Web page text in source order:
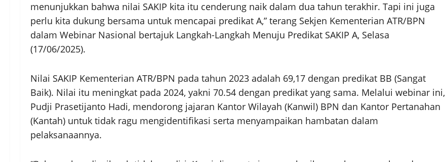
menunjukkan bahwa nilai SAKIP kita itu cenderung naik dalam dua tahun terakhir. Tapi ini juga
perlu kita dukung bersama untuk mencapai predikat A,” terang Sekjen Kementerian ATR/BPN
dalam Webinar Nasional bertajuk Langkah-Langkah Menuju Predikat SAKIP A, Selasa
(17/06/2025).
Nilai SAKIP Kementerian ATR/BPN pada tahun 2023 adalah 69,17 dengan predikat BB (Sangat
Baik). Nilai itu meningkat pada 2024, yakni 70.54 dengan predikat yang sama. Melalui webinar ini,
Pudji Prasetijanto Hadi, mendorong jajaran Kantor Wilayah (Kanwil) BPN dan Kantor Pertanahan
(Kantah) untuk tidak ragu mengidentifikasi serta menyampaikan hambatan dalam
pelaksanaannya.